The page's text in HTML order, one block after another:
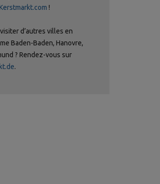
!
d’autres villes en
Baden-Baden, Hanovre,
? Rendez-vous sur
.